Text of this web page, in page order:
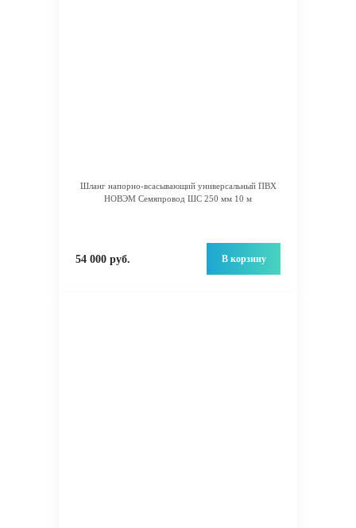
Шланг напорно-всасывающий универсальный ПВХ
НОВЭМ Семяпровод ШС 250 мм 10 м
54 000 руб. В корзину